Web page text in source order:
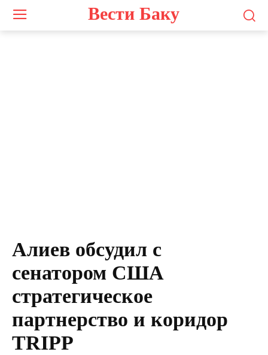
Вести Баку
Алиев обсудил с
сенатором США
стратегическое
партнерство и коридор
TRIPP